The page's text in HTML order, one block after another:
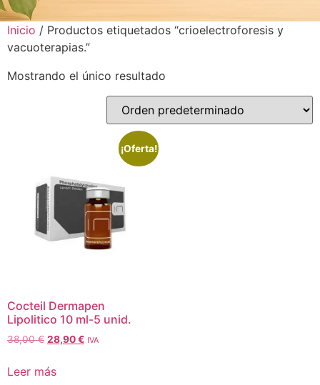
Inicio / Productos etiquetados “crioelectroforesis y
vacuoterapias.”
Mostrando el único resultado
¡Oferta!
Cocteil Dermapen
Lipolitico 10 ml-5 unid.
38,00€ 28,90€ IVA
Leer más